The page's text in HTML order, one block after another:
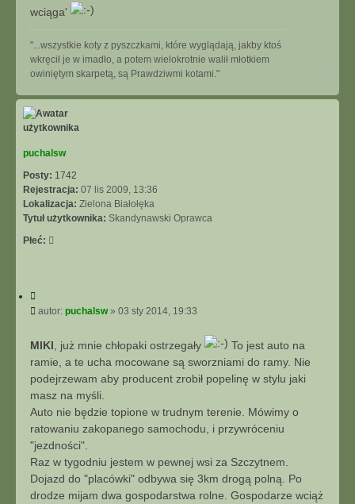
wciąga'
"...wszystkie koty z pyszczkami, które wyglądają, jakby ktoś
wkręcił je w imadło, a potem wielokrotnie walił młotkiem
owiniętym skarpetą, są Prawdziwmi kotami."
g
puchalsw
Posty: 1742
Rejestracja: 07 lis 2009, 13:36
Lokalizacja: Zielona Białołęka
Tytuł użytkownika: Skandynawski Oprawca
Płeć:
y
j
P
t
autor: puchalsw» 03 sty 2014, 19:33
MlKl , już mnie chłopaki ostrzegały
To jest auto na
ramie, a te ucha mocowane są sworzniami do ramy. Nie
podejrzewam aby producent zrobił popelinę w stylu jaki
masz na myśli.
Auto nie będzie topione w trudnym terenie. Mówimy o
ratowaniu zakopanego samochodu, i przywróceniu
"jezdności".
Raz w tygodniu jestem w pewnej wsi za Szczytnem.
Dojazd do "placówki" odbywa się 3km drogą polną. Po
drodze mijam dwa gospodarstwa rolne. Gospodarze wciąż